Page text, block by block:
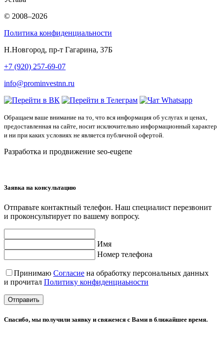
© 2008–2026
Политика конфиденциальности
Н.Новгород, пр-т Гагарина, 37Б
+7 (920) 257-69-07
info@prominvestnn.ru
Обращаем ваше внимание на то, что вся информация об услугах и ценах,
предоставленная на сайте, носит исключительно информационный характер
и ни при каких условиях не является публичной офертой.
Разработка и продвижение seo-eugene
Заявка на консультацию
Отправьте контактный телефон. Наш специалист перезвонит
и проконсультирует по вашему вопросу.
Имя
Номер телефона
Принимаю Согласие на обработку персональных данных
и прочитал Политику конфиденциаьности
Отправить
Спасибо, мы получили заявку и свяжемся с Вами в ближайшее время.